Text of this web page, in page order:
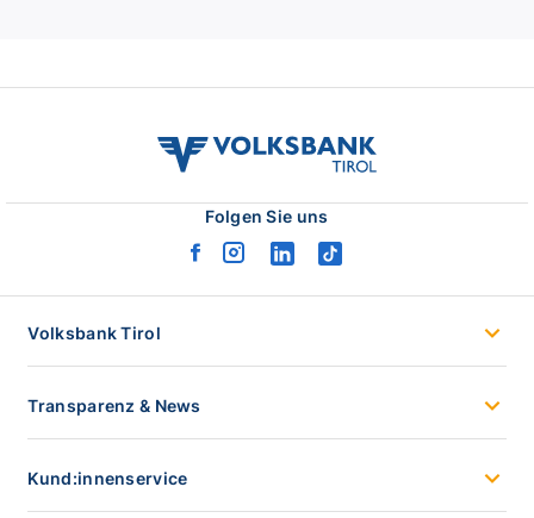
volksbank
Folgen Sie uns
facebook
instagram
linkedintiktok
Volksbank Tirol
Transparenz & News
Kund:innenservice